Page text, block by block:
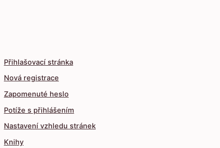
Přihlašovací stránka
Nová registrace
Zapomenuté heslo
Potíže s přihlášením
Nastavení vzhledu stránek
Knihy